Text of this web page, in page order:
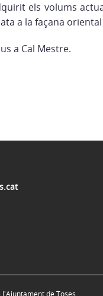
els volums
a la façana
a Cal Mestre.